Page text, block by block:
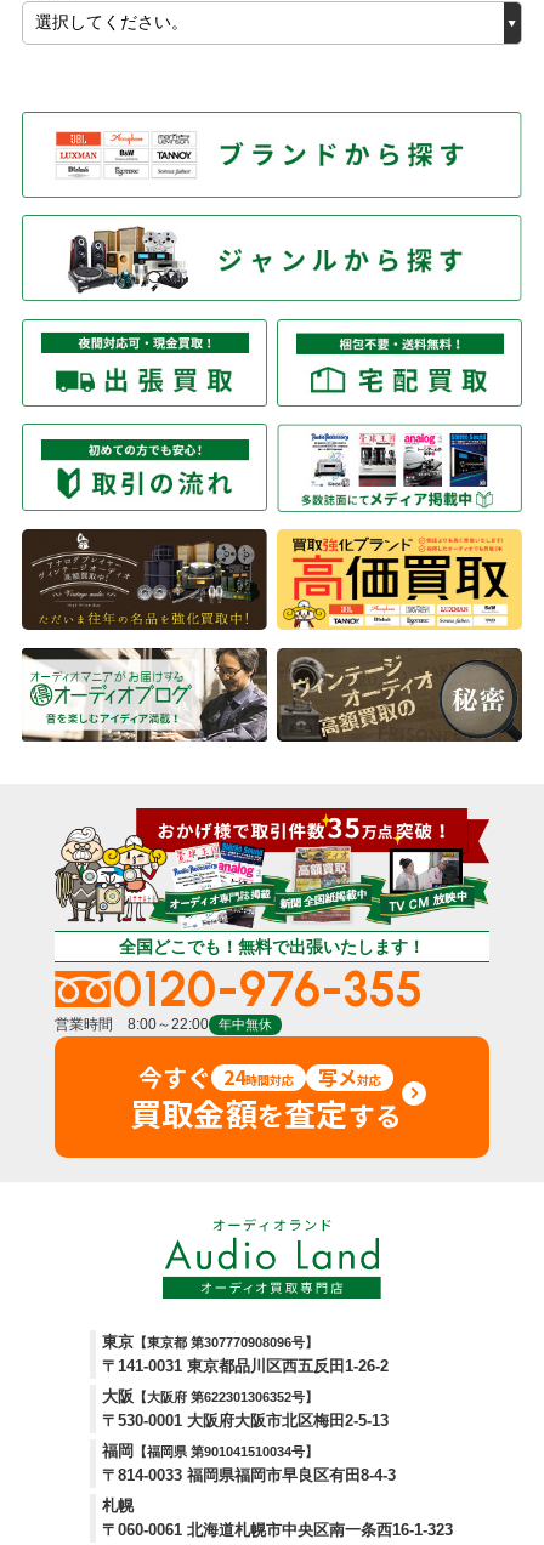
全国どこでも！無料で出張いたします！
0120-976-355
営業時間 8:00～22:00 年中無休
今すぐ 24時間対応 写メ対応
買取金額を査定する
東京 【東京都 第307770908096号】
〒141-0031 東京都品川区西五反田1-26-2
大阪
【大阪府 第622301306352号】
〒530-0001 大阪府大阪市北区梅田2-5-13
福岡
【福岡県 第901041510034号】
〒814-0033 福岡県福岡市早良区有田8-4-3
札幌
〒060-0061 北海道札幌市中央区南一条西16-1-323